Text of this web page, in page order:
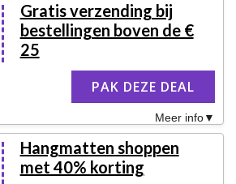
Gratis verzending bij
bestellingen boven de €
25
PAK DEZE DEAL
Meer info
Hangmatten shoppen
met 40% korting